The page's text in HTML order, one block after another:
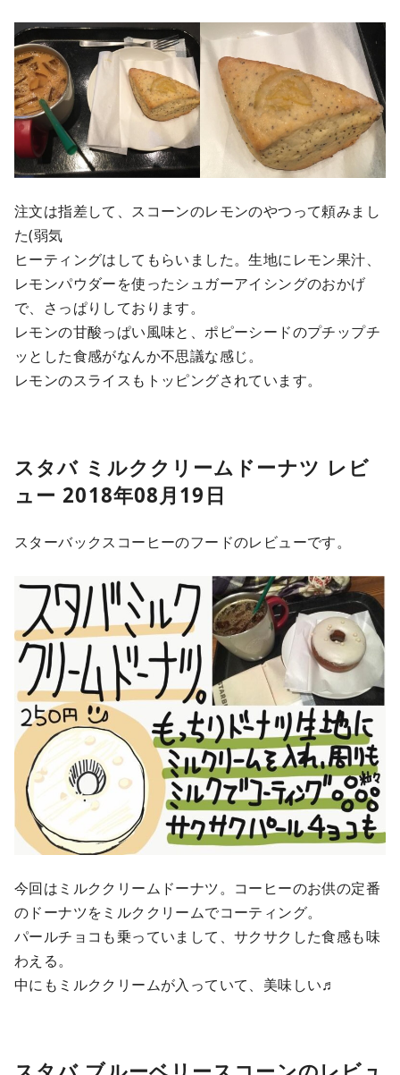
注文は指差して、スコーンのレモンのやつって頼みまし
た(弱気
ヒーティングはしてもらいました。生地にレモン果汁、
レモンパウダーを使ったシュガーアイシングのおかげ
で、さっぱりしております。
レモンの甘酸っぱい風味と、ポピーシードのプチップチ
ッとした食感がなんか不思議な感じ。
レモンのスライスもトッピングされています。
スタバ ミルククリームドーナツ レビ
ュー 2018年08月19日
スターバックスコーヒーのフードのレビューです。
今回はミルククリームドーナツ。コーヒーのお供の定番
のドーナツをミルククリームでコーティング。
パールチョコも乗っていまして、サクサクした食感も味
わえる。
中にもミルククリームが入っていて、美味しい♬